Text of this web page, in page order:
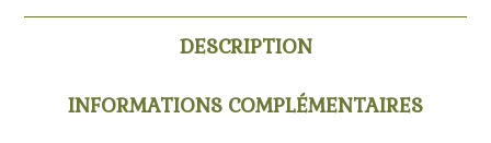
DESCRIPTION
INFORMATIONS COMPLÉMENTAIRES